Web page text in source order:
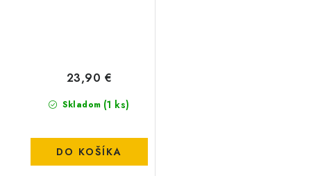
Skladom (1 ks)
23,90 €
DO KOŠÍKA